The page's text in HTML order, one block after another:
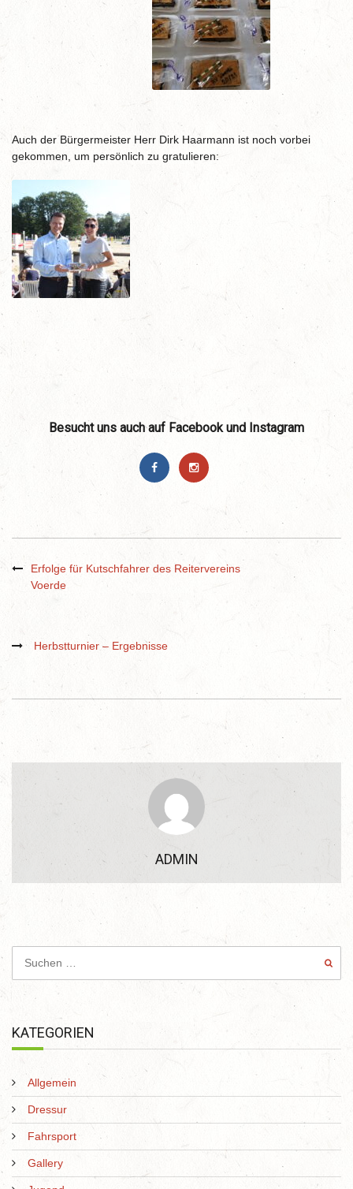
Auch der Bürgermeister Herr Dirk Haarmann ist noch vorbei
gekommen, um persönlich zu gratulieren:
Besucht uns auch auf Facebook und Instagram
Erfolge für Kutschfahrer des Reitervereins
Voerde
Herbstturnier – Ergebnisse
ADMIN
KATEGORIEN
Allgemein
Dressur
Fahrsport
Gallery